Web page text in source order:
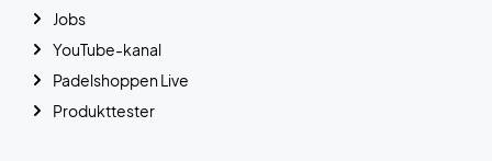
Jobs
YouTube-kanal
Padelshoppen Live
Produkttester